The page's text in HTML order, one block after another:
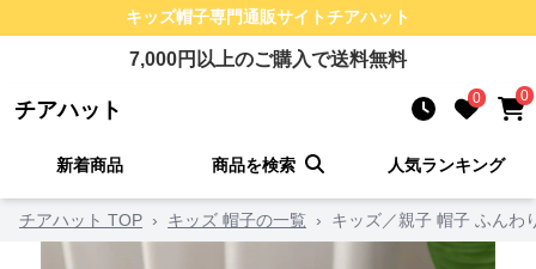
キッズ帽子専門通販サイトチアハット
7,000円以上のご購入で送料無料
チアハット 0 0
新着商品 商品を検索 人気ランキング
チアハット TOP › キッズ 帽子の一覧 › キッズ／親子 帽子 ふんわ